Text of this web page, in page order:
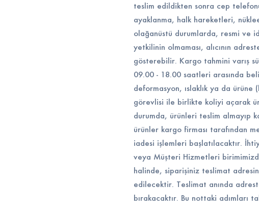
teslim edildikten sonra cep
ayaklanma, halk hareketleri,
olağanüstü durumlarda, resmi ve
yetkilinin olmaması, alıcının
gösterebilir. Kargo tahmini varış
09.00 - 18.00 saatleri arasında
deformasyon, ıslaklık ya da
görevlisi ile birlikte koliyi açarak
durumda, ürünleri teslim almayıp
ürünler kargo firması tarafından
iadesi işlemleri başlatılacaktır.
veya Müşteri Hizmetleri
halinde, siparişiniz teslimat
edilecektir. Teslimat anında
bırakacaktır. Bu nottaki